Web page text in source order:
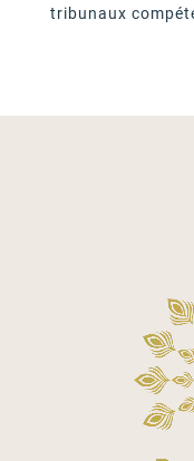
tribunaux